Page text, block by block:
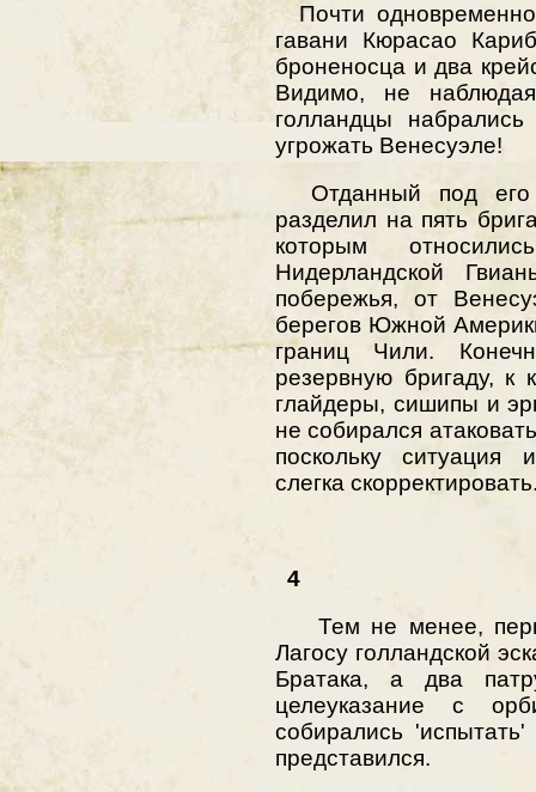
Почти
гавани Кюрасао
броненосца и два
Видимо, не
голландцы
угрожать Венесуэле!
Отданный под его
разделил на пять
которым
Нидерландской
побережья, от
берегов Южной
границ Чили.
резервную бригаду,
глайдеры, сишипы и
не собирался
поскольку ситуация
слегка
4
Тем не менее,
Лагосу голландской
Братака, а два
целеуказание с
собирались
представился.